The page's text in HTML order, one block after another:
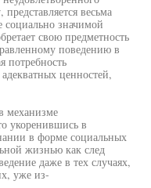
весьма
социально значимой
свою предметность
поведению в
потребность
ценностей,
механизме
укоренившись в
в форме социальных
жизнью как след
даже в тех случаях,
уже из-